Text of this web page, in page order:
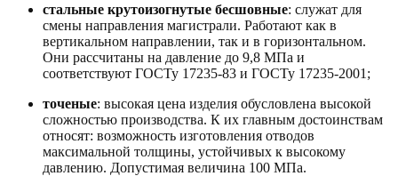
стальные крутоизогнутые бесшовные: служат для
смены направления магистрали. Работают как в
вертикальном направлении, так и в горизонтальном.
Они рассчитаны на давление до 9,8 МПа и
соответствуют ГОСТу 17235-83 и ГОСТу 17235-2001;
точеные: высокая цена изделия обусловлена высокой
сложностью производства. К их главным достоинствам
относят: возможность изготовления отводов
максимальной толщины, устойчивых к высокому
давлению. Допустимая величина 100 МПа.